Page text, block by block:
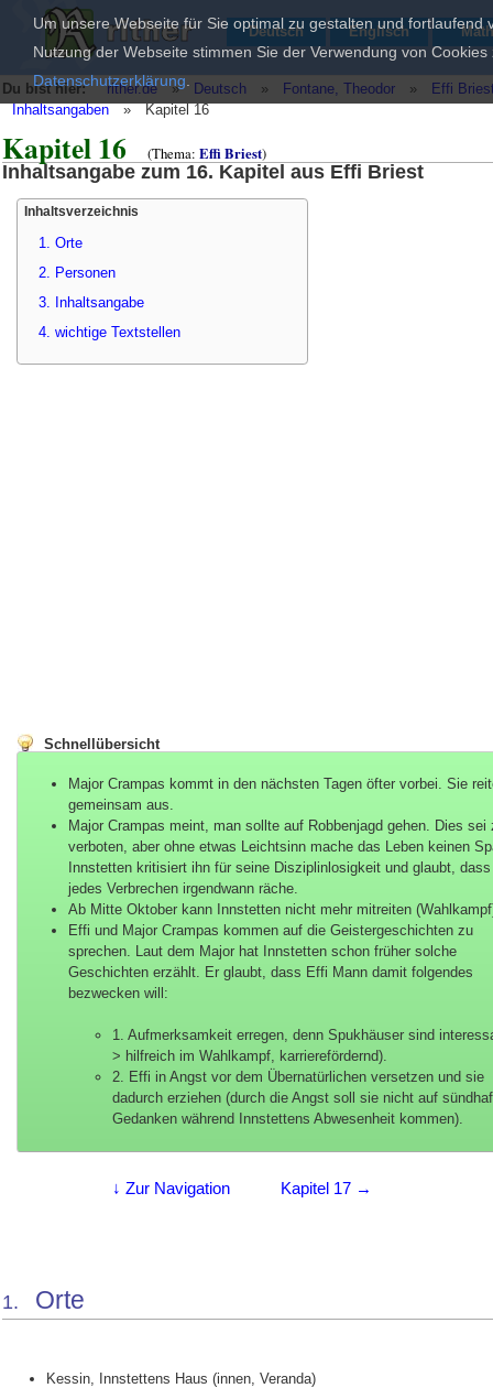
Deutsch Englisch
Du bist hier: rither.de » Deutsch » Fontane, Theodor »
Effi
Inhaltsangaben
» Kapitel 16
Kapitel 16 (Thema: Effi Briest)
Inhaltsangabe zum 16. Kapitel aus Effi Briest
Inhaltsverzeichnis
1. Orte
2. Personen
3. Inhaltsangabe
4. wichtige Textstellen
Schnellübersicht
Major Crampas kommt in den nächsten Tagen öfter vorbei. Sie
gemeinsam aus.
Major Crampas meint, man sollte auf Robbenjagd gehen. Dies sei
verboten, aber ohne etwas Leichtsinn mache das Leben keinen
Innstetten kritisiert ihn für seine Disziplinlosigkeit und glaubt,
jedes Verbrechen irgendwann räche.
Ab Mitte Oktober kann Innstetten nicht mehr mitreiten
Effi und Major Crampas kommen auf die Geistergeschichten zu
sprechen. Laut dem Major hat Innstetten schon früher solche
Geschichten erzählt. Er glaubt, dass Effi Mann damit folgendes
bezwecken will:
1. Aufmerksamkeit erregen, denn Spukhäuser sind
> hilfreich im Wahlkampf, karrierefördernd).
2. Effi in Angst vor dem Übernatürlichen versetzen und sie
dadurch erziehen (durch die Angst soll sie nicht auf
Gedanken während Innstettens Abwesenheit kommen).
↓ Zur Navigation Kapitel 17 →
1. Orte
Kessin, Innstettens Haus (innen, Veranda)
Um unsere Webseite für Sie optimal zu gestalten und
Nutzung der Webseite stimmen Sie der Verwendung von
Datenschutzerklärung.